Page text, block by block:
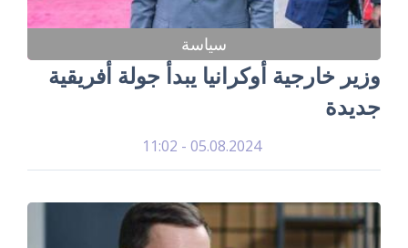
سياسة
وزير خارجية أوكرانيا يبدأ جولة أفريقية
جديدة
05.08.2024 - 11:02